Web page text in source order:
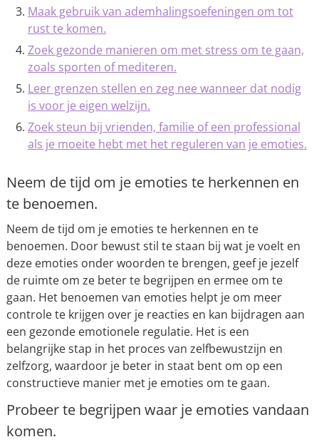
Maak gebruik van ademhalingsoefeningen om tot
rust te komen.
Zoek gezonde manieren om met stress om te gaan,
zoals sporten of mediteren.
Leer grenzen stellen en zeg nee wanneer dat nodig
is voor je eigen welzijn.
Zoek steun bij vrienden, familie of een professional
als je moeite hebt met het reguleren van je emoties.
Neem de tijd om je emoties te herkennen en
te benoemen.
Neem de tijd om je emoties te herkennen en te
benoemen. Door bewust stil te staan bij wat je voelt en
deze emoties onder woorden te brengen, geef je jezelf
de ruimte om ze beter te begrijpen en ermee om te
gaan. Het benoemen van emoties helpt je om meer
controle te krijgen over je reacties en kan bijdragen aan
een gezonde emotionele regulatie. Het is een
belangrijke stap in het proces van zelfbewustzijn en
zelfzorg, waardoor je beter in staat bent om op een
constructieve manier met je emoties om te gaan.
Probeer te begrijpen waar je emoties vandaan
komen.